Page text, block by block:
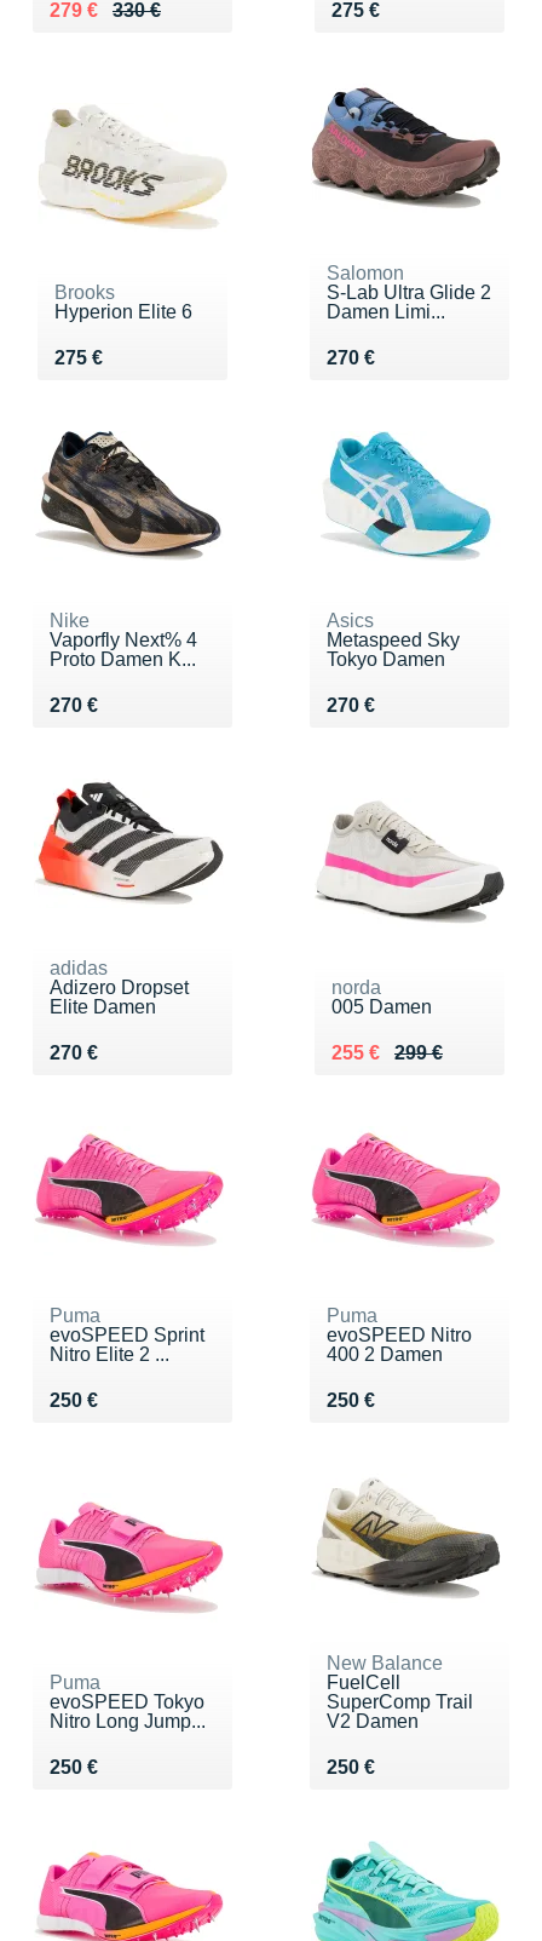
330 €
Au lieu de 330 €
279 €
Vendu 279 € 275 €
Vendu 275 €
Brooks
Hyperion Elite 6
275 €
Vendu 275 €
Salomon
S-Lab Ultra Glide 2
Damen Limi...
270 €
Vendu 270 €
Nike
Vaporfly Next% 4
Proto Damen K...
270 €
Vendu 270 €
Asics
Metaspeed Sky
Tokyo Damen
270 €
Vendu 270 €
adidas
Adizero Dropset
Elite Damen
270 €
Vendu 270 €
norda
005 Damen
299 €
Au lieu de 299 €
255 €
Vendu 255 €
Puma
evoSPEED Sprint
Nitro Elite 2 ...
250 €
Vendu 250 €
Puma
evoSPEED Nitro
400 2 Damen
250 €
Vendu 250 €
Puma
evoSPEED Tokyo
Nitro Long Jump...
250 €
Vendu 250 €
New Balance
FuelCell
SuperComp Trail
V2 Damen
250 €
Vendu 250 €